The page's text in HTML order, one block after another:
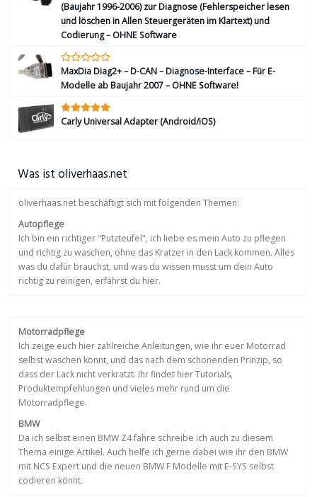
(Baujahr 1996-2006) zur Diagnose (Fehlerspeicher lesen
und löschen in Allen Steuergeräten im Klartext) und
Codierung – OHNE Software
MaxDia Diag2+ – D-CAN – Diagnose-Interface – Für E-
Modelle ab Baujahr 2007 – OHNE Software!
Carly Universal Adapter (Android/iOS)
Was ist oliverhaas.net
oliverhaas.net beschäftigt sich mit folgenden Themen:
Autopflege
Ich bin ein richtiger "Putzteufel", ich liebe es mein Auto zu pflegen
und richtig zu waschen, ohne das Kratzer in den Lack kommen. Alles
was du dafür brauchst, und was du wissen musst um dein Auto
richtig zu reinigen, erfährst du hier.
Motorradpflege
Ich zeige euch hier zahlreiche Anleitungen, wie ihr euer Motorrad
selbst waschen könnt, und das nach dem schonenden Prinzip, so
dass der Lack nicht verkratzt. Ihr findet hier Tutorials,
Produktempfehlungen und vieles mehr rund um die
Motorradpflege.
BMW
Da ich selbst einen BMW Z4 fahre schreibe ich auch zu diesem
Thema einige Artikel. Auch helfe ich gerne dabei wie ihr den BMW
mit NCS Expert und die neuen BMW F Modelle mit E-SYS selbst
codieren könnt.